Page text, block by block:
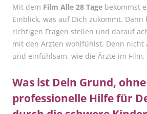
Mit dem Film Alle 28 Tage bekommst
Einblick, was auf Dich zukommt. Dann
richtigen Fragen stellen und darauf
mit den Ärzten wohlfühlst. Denn nicht
und einfühlsam, wie die Ärzte im Film.
Was ist Dein Grund, ohne
professionelle Hilfe für